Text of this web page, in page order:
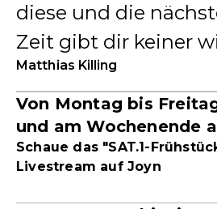
diese und die
Zeit gibt dir keiner
Matthias Killing
Von Montag bis
und am Wochenende
Schaue das "SAT.1-
Livestream auf Joyn